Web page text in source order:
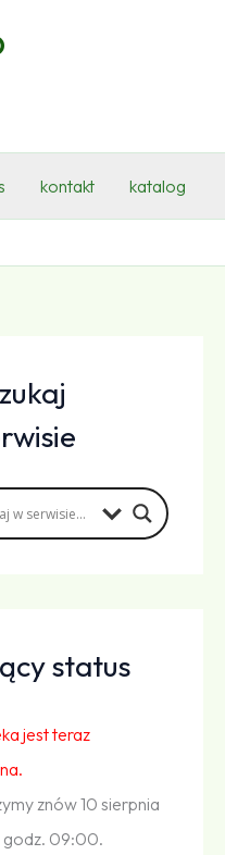
kontakt katalog
status
jest teraz
znów 10 sierpnia
09:00.